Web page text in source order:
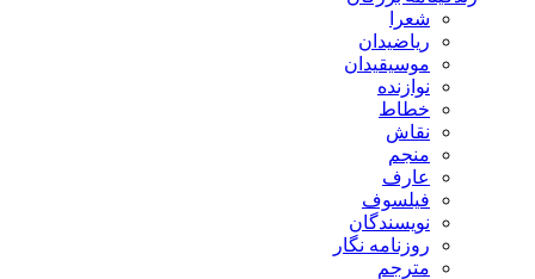
شعرا
ریاضیدان
موسیقیدان
نوازنده
خطاط
نقاش
منجم
عارف
فیلسوف
نویسندگان
روزنامه نگار
مترجم